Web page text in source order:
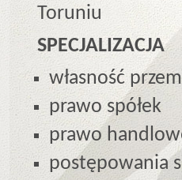
Toruniu
SPECJALIZACJA
własność
prawo spółek
prawo
postępowania